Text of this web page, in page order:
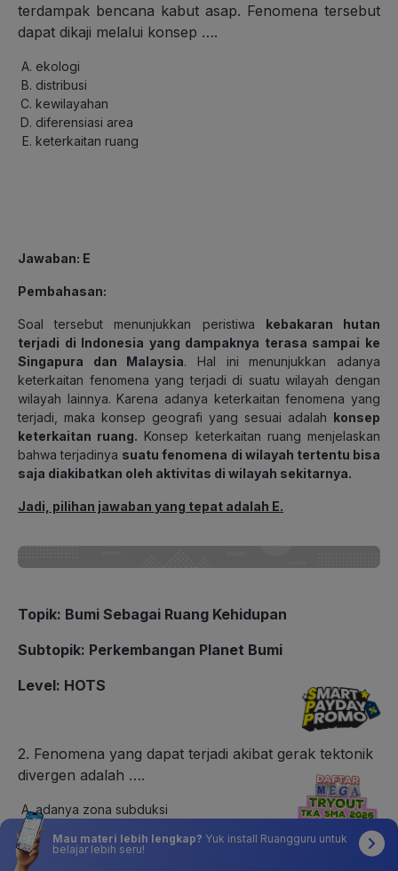
terdampak bencana kabut asap. Fenomena tersebut
dapat dikaji melalui konsep ….
ekologi
distribusi
kewilayahan
diferensiasi area
keterkaitan ruang
Jawaban: E
Pembahasan:
Soal tersebut menunjukkan peristiwa kebakaran hutan
terjadi di Indonesia yang dampaknya terasa sampai ke
Singapura dan Malaysia. Hal ini menunjukkan adanya
keterkaitan fenomena yang terjadi di suatu wilayah dengan
wilayah lainnya. Karena adanya keterkaitan fenomena yang
terjadi, maka konsep geografi yang sesuai adalah konsep
keterkaitan ruang. Konsep keterkaitan ruang menjelaskan
bahwa terjadinya suatu fenomena di wilayah tertentu bisa
saja diakibatkan oleh aktivitas di wilayah sekitarnya.
Jadi, pilihan jawaban yang tepat adalah E.
Topik: Bumi Sebagai Ruang Kehidupan
Subtopik: Perkembangan Planet Bumi
Level: HOTS
2. Fenomena yang dapat terjadi akibat gerak tektonik
divergen adalah ….
adanya zona subduksi
terbentuknya palung laut
pembengkakan tepi lempeng benua
Mau materi lebih lengkap? Yuk install Ruangguru untuk
belajar lebih seru!